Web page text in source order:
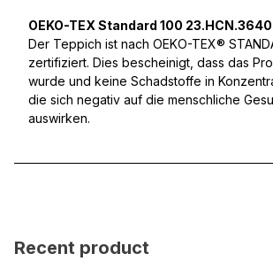
OEKO-TEX Standard 100
Der Teppich ist nach OEKO-TEX®
zertifiziert. Dies bescheinigt, dass das
wurde und keine Schadstoffe in
die sich negativ auf die menschliche
auswirken.
Recent product